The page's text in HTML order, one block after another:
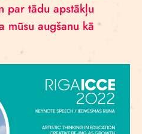
par tādu apstākļu
mūsu augšanu kā